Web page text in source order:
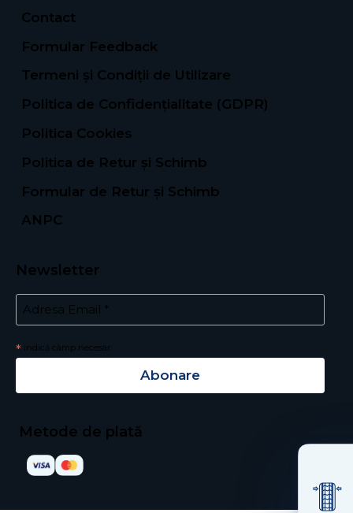
Contact
Formular Feedback
Termeni și Condiții de Utilizare
Politica de Confidențialitate (GDPR)
Politica Cookies
Politica de Retur și Schimb
Formular de Retur și Schimb
ANPC
Newsletter
Email Address*
* indică câmp necesar
Metode de plată